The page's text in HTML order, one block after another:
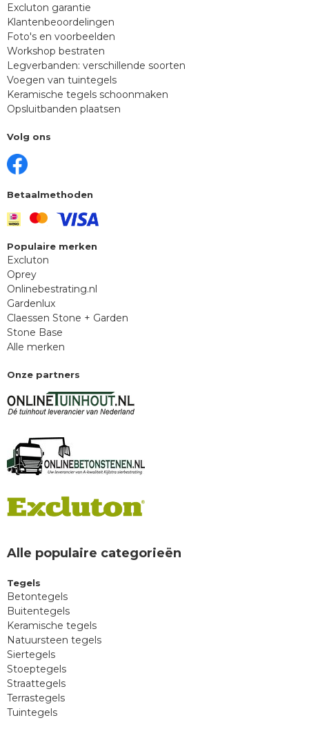
Excluton garantie
Klantenbeoordelingen
Foto's en voorbeelden
Workshop bestraten
Legverbanden: verschillende soorten
Voegen van tuintegels
Keramische tegels schoonmaken
Opsluitbanden plaatsen
Volg ons
Betaalmethoden
Populaire merken
Excluton
Oprey
Onlinebestrating.nl
Gardenlux
Claessen Stone + Garden
Stone Base
Alle merken
Onze partners
Alle populaire categorieën
Tegels
Betontegels
Buitentegels
Keramische tegels
Natuursteen tegels
Siertegels
Stoeptegels
Straattegels
Terrastegels
Tuintegels